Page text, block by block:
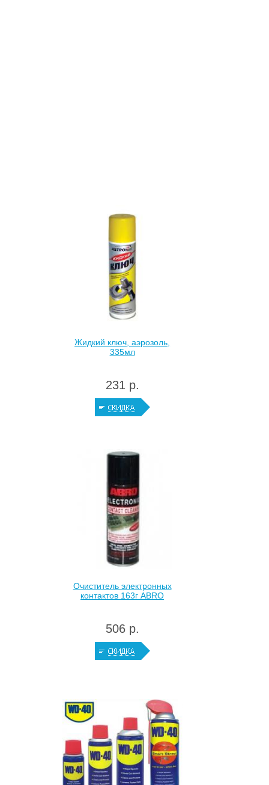
Жидкий ключ, аэрозоль,
335мл
231 р.
Очиститель электронных
контактов 163г ABRO
506 р.